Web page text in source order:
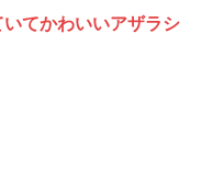
てかわいいアザラシ